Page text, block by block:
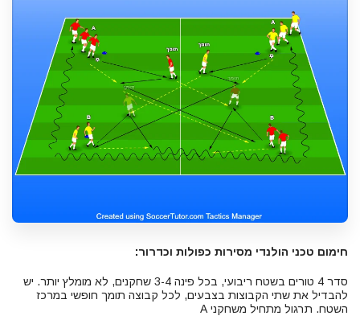
חימום טכני הולנדי מסירות כפולות וכדרור:
סדר 4 טורים בשטח ריבועי, בכל פינה 3-4 שחקנים, לא מומלץ יותר. יש
להבדיל את שתי הקבוצות בצבעים, לכל קבוצה תומך חופשי במרכז
השטח. תרגול מתחיל משחקני A